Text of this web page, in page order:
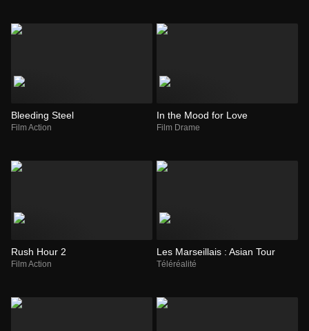
Bleeding Steel
Film Action
In the Mood for Love
Film Drame
Rush Hour 2
Film Action
Les Marseillais : Asian Tour
Téléréalité